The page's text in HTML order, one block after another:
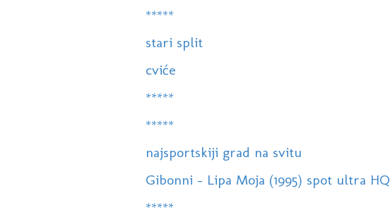
*****
stari split
cviće
*****
*****
najsportskiji grad na svitu
Gibonni - Lipa Moja (1995) spot ultra HQ
*****